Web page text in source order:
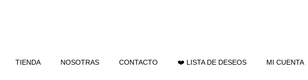
TIENDA NOSOTRAS CONTACTO ❤️ LISTA DE DESEOS MI CUENTA